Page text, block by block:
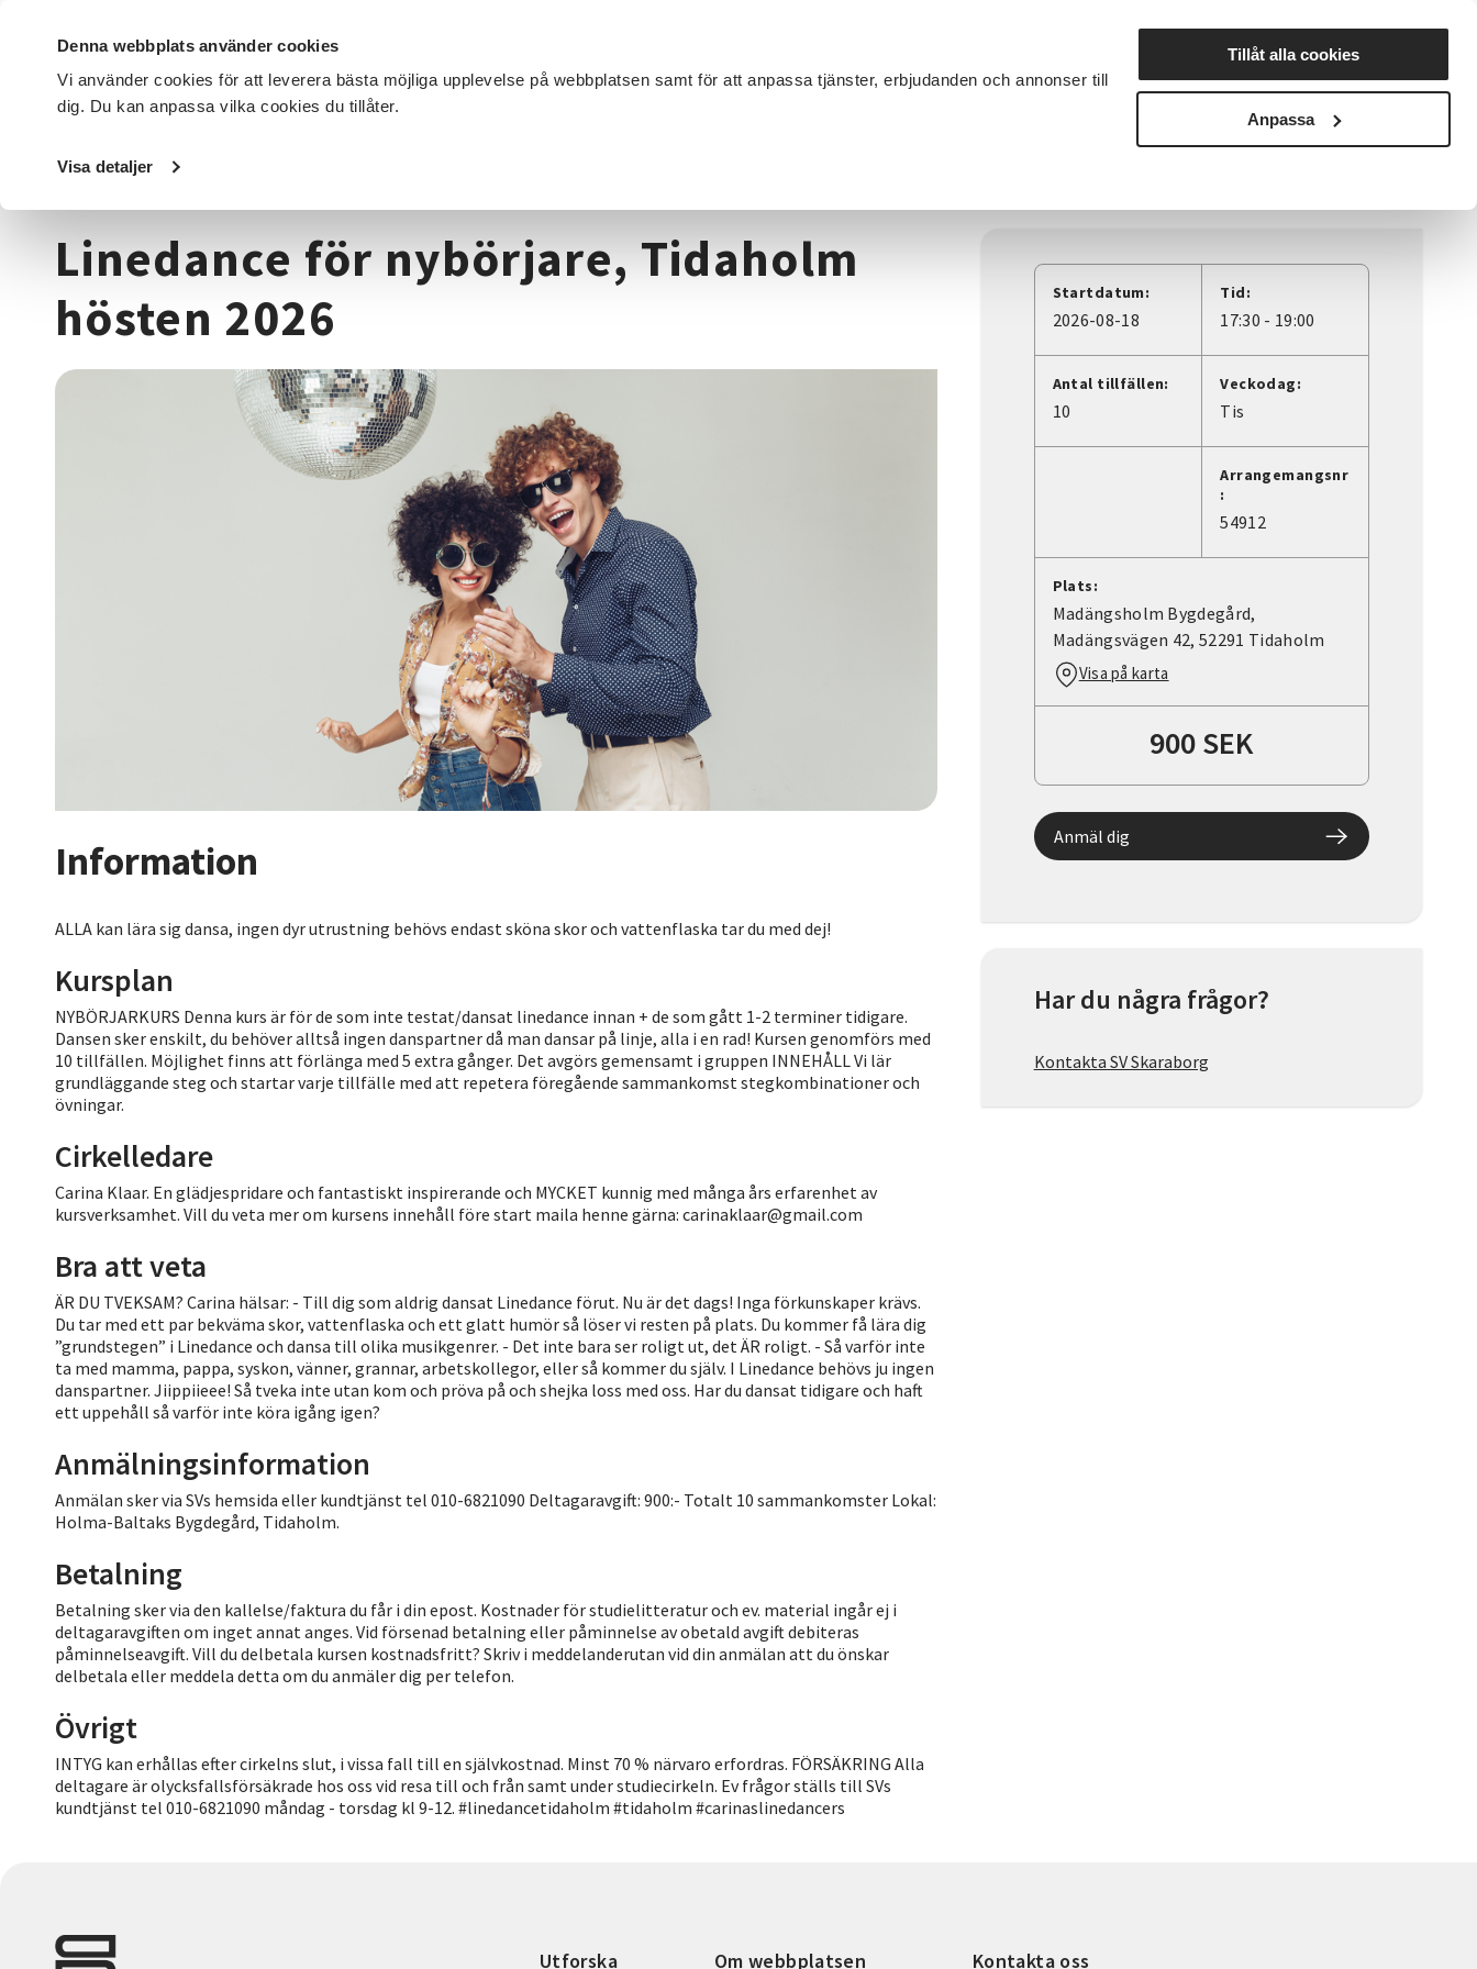
Denna webbplats använder cookies
Vi använder cookies för att leverera bästa möjliga upplevelse på webbplatsen samt för att anpassa tjänster, erbjudanden och annonser till
dig. Du kan anpassa vilka cookies du tillåter.
Visa detaljer
Tillåt alla cookies
Anpassa
DET HÄR GÖR VI FÖR DIG SOM SÖK KURSER OCH EVENEMANG Nyheter Avdelningar
Startsida / Kurser och evenemang
Linedance för nybörjare, Tidaholm
hösten 2026
Information
ALLA kan lära sig dansa, ingen dyr utrustning behövs endast sköna skor och vattenflaska tar du med dej!
Kursplan
NYBÖRJARKURS Denna kurs är för de som inte testat/dansat linedance innan + de som gått 1-2 terminer tidigare.
Dansen sker enskilt, du behöver alltså ingen danspartner då man dansar på linje, alla i en rad! Kursen genomförs med
10 tillfällen. Möjlighet finns att förlänga med 5 extra gånger. Det avgörs gemensamt i gruppen INNEHÅLL Vi lär
grundläggande steg och startar varje tillfälle med att repetera föregående sammankomst stegkombinationer och
övningar.
Cirkelledare
Carina Klaar. En glädjespridare och fantastiskt inspirerande och MYCKET kunnig med många års erfarenhet av
kursverksamhet. Vill du veta mer om kursens innehåll före start maila henne gärna: carinaklaar@gmail.com
Bra att veta
ÄR DU TVEKSAM? Carina hälsar: - Till dig som aldrig dansat Linedance förut. Nu är det dags! Inga förkunskaper krävs.
Du tar med ett par bekväma skor, vattenflaska och ett glatt humör så löser vi resten på plats. Du kommer få lära dig
”grundstegen” i Linedance och dansa till olika musikgenrer. - Det inte bara ser roligt ut, det ÄR roligt. - Så varför inte
ta med mamma, pappa, syskon, vänner, grannar, arbetskollegor, eller så kommer du själv. I Linedance behövs ju ingen
danspartner. Jiippiieee! Så tveka inte utan kom och pröva på och shejka loss med oss. Har du dansat tidigare och haft
ett uppehåll så varför inte köra igång igen?
Anmälningsinformation
Anmälan sker via SVs hemsida eller kundtjänst tel 010-6821090 Deltagaravgift: 900:- Totalt 10 sammankomster Lokal:
Holma-Baltaks Bygdegård, Tidaholm.
Betalning
Betalning sker via den kallelse/faktura du får i din epost. Kostnader för studielitteratur och ev. material ingår ej i
deltagaravgiften om inget annat anges. Vid försenad betalning eller påminnelse av obetald avgift debiteras
påminnelseavgift. Vill du delbetala kursen kostnadsfritt? Skriv i meddelanderutan vid din anmälan att du önskar
delbetala eller meddela detta om du anmäler dig per telefon.
Övrigt
INTYG kan erhållas efter cirkelns slut, i vissa fall till en självkostnad. Minst 70 % närvaro erfordras. FÖRSÄKRING Alla
deltagare är olycksfallsförsäkrade hos oss vid resa till och från samt under studiecirkeln. Ev frågor ställs till SVs
kundtjänst tel 010-6821090 måndag - torsdag kl 9-12. #linedancetidaholm #tidaholm #carinaslinedancers
Startdatum:
2026-08-18
Tid:
17:30 - 19:00
Antal tillfällen:
10
Veckodag:
Tis
Arrangemangsnr
:
54912
Plats:
Madängsholm Bygdegård,
Madängsvägen 42, 52291 Tidaholm
Visa på karta
900 SEK
Anmäl dig
Har du några frågor?
Kontakta SV Skaraborg
Utforska Om webbplatsen Kontakta oss